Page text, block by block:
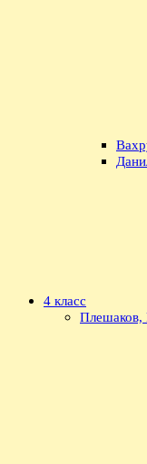
4 класс
Плешаков,